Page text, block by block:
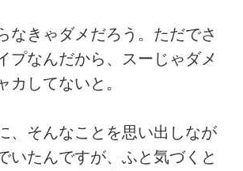
なきゃダメだろう。ただでさ
プなんだから、スーじゃダメ
カしてないと。
、そんなことを思い出しなが
いたんですが、ふと気づくと